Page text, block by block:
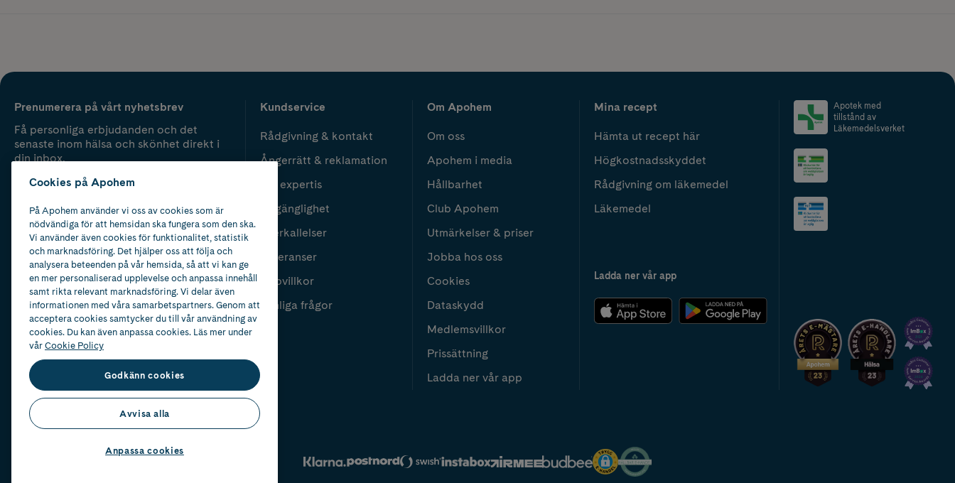
Prenumerera på vårt nyhetsbrev
Få personliga erbjudanden och det
senaste inom hälsa och skönhet direkt i
din inbox.
Kundservice
Rådgivning & kontakt
Ångerrätt & reklamation
Vår expertis
Tillgänglighet
Återkallelser
Leveranser
Köpvillkor
Vanliga frågor
Om Apohem
Om oss
Apohem i media
Hållbarhet
Club Apohem
Utmärkelser & priser
Jobba hos oss
Cookies
Dataskydd
Medlemsvillkor
Prissättning
Ladda ner vår app
Mina recept
Hämta ut recept här
Högkostnadsskyddet
Rådgivning om läkemedel
Läkemedel
Ladda ner vår app
Apotek med
tillstånd av
Läkemedelsverket
2024
Cookies på Apohem
På Apohem använder vi oss av cookies som är
nödvändiga för att hemsidan ska fungera som den ska.
Vi använder även cookies för funktionalitet, statistik
och marknadsföring. Det hjälper oss att följa och
analysera beteenden på vår hemsida, så att vi kan ge
en mer personaliserad upplevelse och anpassa innehåll
samt rikta relevant marknadsföring. Vi delar även
informationen med våra samarbetspartners. Genom att
acceptera cookies samtycker du till vår användning av
cookies. Du kan även anpassa cookies. Läs mer under
vårCookie Policy
Godkänn cookies
Avvisa alla
Anpassa cookies